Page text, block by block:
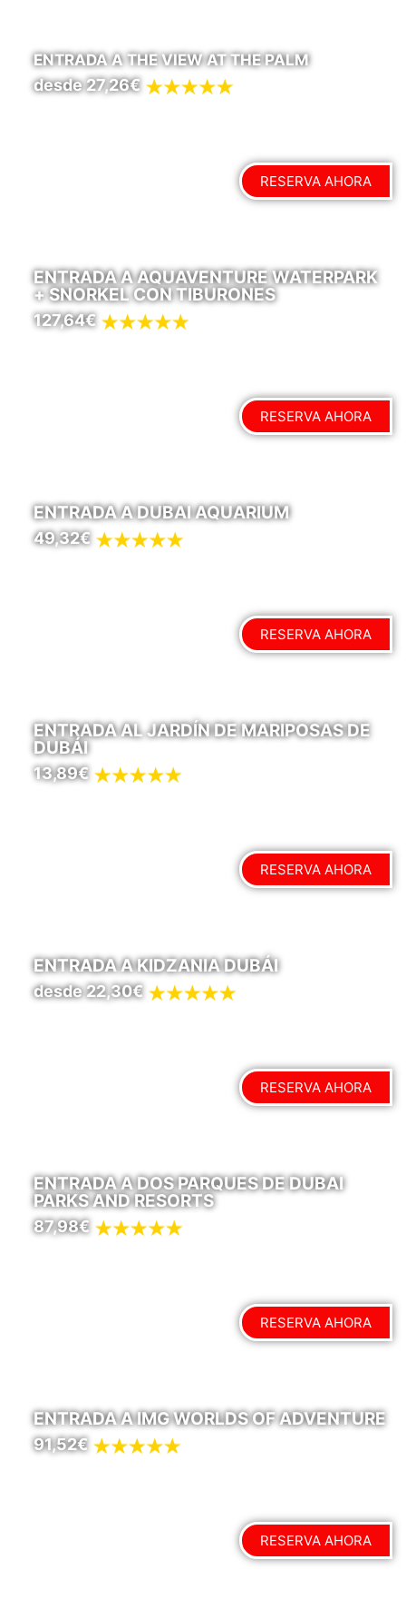
ENTRADA A THE VIEW AT THE PALM
desde 27,26€
RESERVA AHORA
ENTRADA A AQUAVENTURE WATERPARK
+ SNORKEL CON TIBURONES
127,64€
RESERVA AHORA
ENTRADA A DUBAI AQUARIUM
49,32€
RESERVA AHORA
ENTRADA AL JARDÍN DE MARIPOSAS DE
DUBÁI
13,89€
RESERVA AHORA
ENTRADA A KIDZANIA DUBÁI
desde 22,30€
RESERVA AHORA
ENTRADA A DOS PARQUES DE DUBAI
PARKS AND RESORTS
87,98€
RESERVA AHORA
ENTRADA A IMG WORLDS OF ADVENTURE
91,52€
RESERVA AHORA